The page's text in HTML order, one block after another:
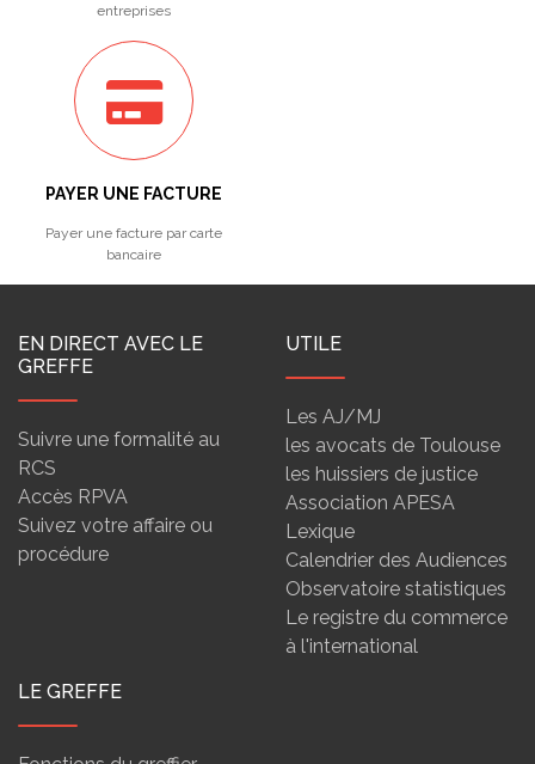
entreprises
PAYER UNE FACTURE
Payer une facture par carte
bancaire
EN DIRECT AVEC LE
GREFFE
Suivre une formalité au
RCS
Accès RPVA
Suivez votre affaire ou
procédure
UTILE
Les AJ/MJ
les avocats de Toulouse
les huissiers de justice
Association APESA
Lexique
Calendrier des Audiences
Observatoire statistiques
Le registre du commerce
à l'international
LE GREFFE